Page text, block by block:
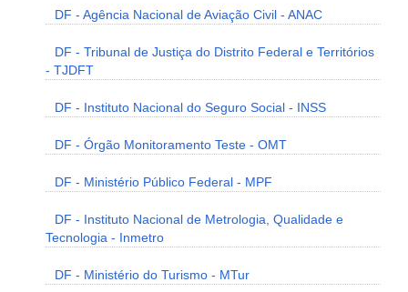
DF - Agência Nacional de Aviação Civil - ANAC
DF - Tribunal de Justiça do Distrito Federal e Territórios
- TJDFT
DF - Instituto Nacional do Seguro Social - INSS
DF - Órgão Monitoramento Teste - OMT
DF - Ministério Público Federal - MPF
DF - Instituto Nacional de Metrologia, Qualidade e
Tecnologia - Inmetro
DF - Ministério do Turismo - MTur